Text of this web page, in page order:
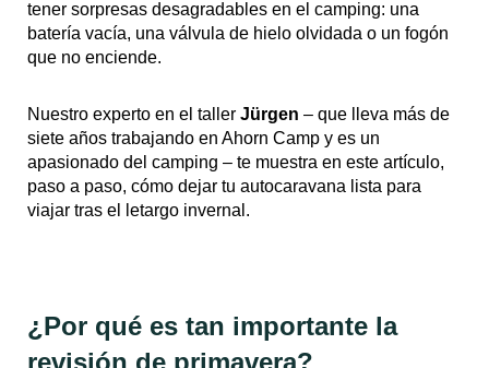
tener sorpresas desagradables en el camping: una
batería vacía, una válvula de hielo olvidada o un fogón
que no enciende.
Nuestro experto en el taller Jürgen – que lleva más de
siete años trabajando en Ahorn Camp y es un
apasionado del camping – te muestra en este artículo,
paso a paso, cómo dejar tu autocaravana lista para
viajar tras el letargo invernal.
¿Por qué es tan importante la
revisión de primavera?